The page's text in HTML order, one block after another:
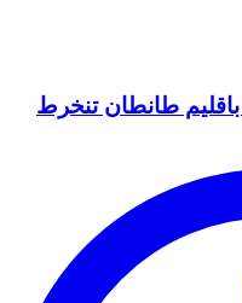
طانطان تنخرط